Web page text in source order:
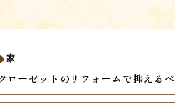
ローゼットのリフォームで抑える
家